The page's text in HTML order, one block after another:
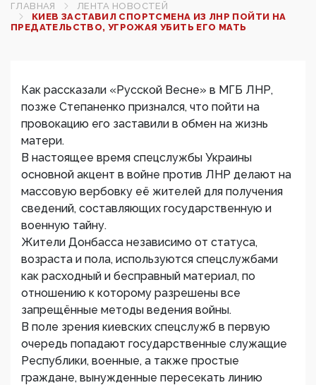
ГЛАВНАЯ
ЛЕНТА НОВОСТЕЙ
КИЕВ ЗАСТАВИЛ СПОРТСМЕНА ИЗ ЛНР ПОЙТИ НА
ПРЕДАТЕЛЬСТВО, УГРОЖАЯ УБИТЬ ЕГО МАТЬ
Как рассказали «Русской Весне» в МГБ ЛНР,
позже Степаненко признался, что пойти на
провокацию его заставили в обмен на жизнь
матери.
В настоящее время спецслужбы Украины
основной акцент в войне против ЛНР делают на
массовую вербовку её жителей для получения
сведений, составляющих государственную и
военную тайну.
Жители Донбасса независимо от статуса,
возраста и пола, используются спецслужбами
как расходный и бесправный материал, по
отношению к которому разрешены все
запрещённые методы ведения войны.
В поле зрения киевских спецслужб в первую
очередь попадают государственные служащие
Республики, военные, а также простые
граждане, вынужденные пересекать линию